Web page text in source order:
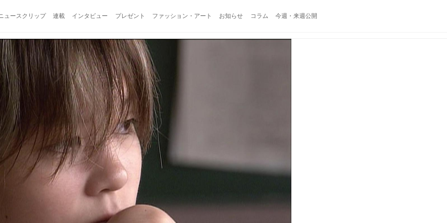
ュースクリップ 連載 インタビュー プレゼント ファッション・アート お知らせ コラム 今週・来週公開